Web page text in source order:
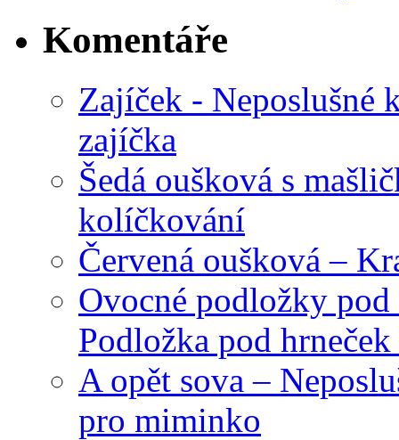
Komentáře
Zajíček - Neposlušné
zajíčka
Šedá oušková s
kolíčkování
Červená oušková –
Ovocné podložky
Podložka pod
A opět sova –
pro miminko